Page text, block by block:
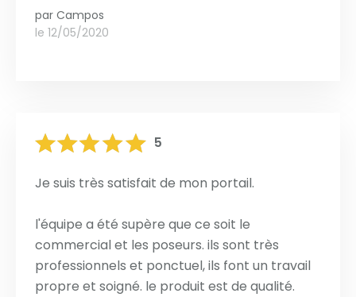
par Campos
le 12/05/2020
5
Je suis très satisfait de mon portail.
l'équipe a été supère que ce soit le
commercial et les poseurs. ils sont très
professionnels et ponctuel, ils font un travail
propre et soigné. le produit est de qualité.